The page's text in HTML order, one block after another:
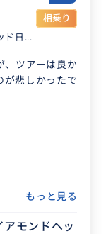
相乗り
ド日...
、ツアーは良か
が悲しかったで
もっと見る
モンドヘッ